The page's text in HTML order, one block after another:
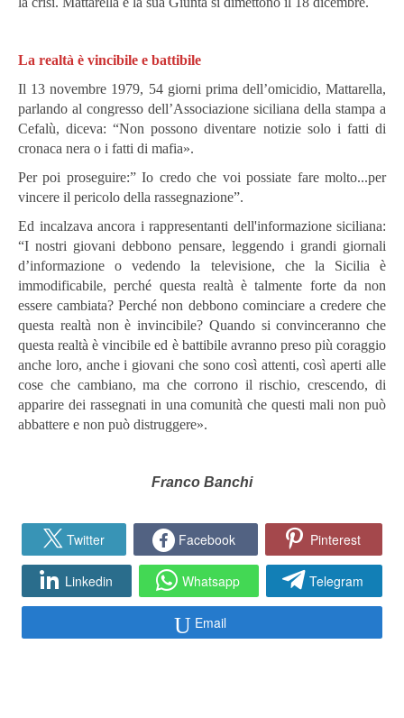
La realtà è vincibile e battibile
Il 13 novembre 1979, 54 giorni prima dell’omicidio, Mattarella,
parlando al congresso dell’Associazione siciliana della stampa a
Cefalù, diceva: “Non possono diventare notizie solo i fatti di
cronaca nera o i fatti di mafia».
Per poi proseguire:” Io credo che voi possiate fare molto...per
vincere il pericolo della rassegnazione”.
Ed incalzava ancora i rappresentanti dell'informazione siciliana:
“I nostri giovani debbono pensare, leggendo i grandi giornali
d’informazione o vedendo la televisione, che la Sicilia è
immodificabile, perché questa realtà è talmente forte da non
essere cambiata? Perché non debbono cominciare a credere che
questa realtà non è invincibile? Quando si convinceranno che
questa realtà è vincibile ed è battibile avranno preso più coraggio
anche loro, anche i giovani che sono così attenti, così aperti alle
cose che cambiano, ma che corrono il rischio, crescendo, di
apparire dei rassegnati in una comunità che questi mali non può
abbattere e non può distruggere».
Franco Banchi
Twitter Facebook Pinterest
Linkedin Whatsapp Telegram
Email